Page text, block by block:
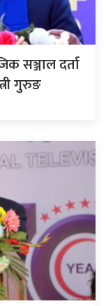
सञ्जाल दर्ता
गुरुङ